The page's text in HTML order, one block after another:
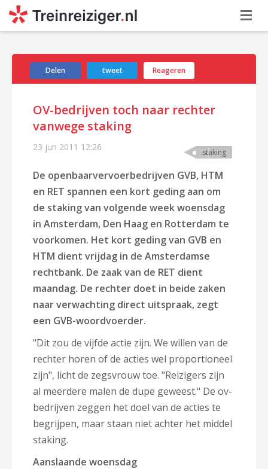
Delen tweet Reageren
OV-bedrijven toch naar rechter
vanwege staking
23 jun 2011 12:26 staking
De openbaarvervoerbedrijven GVB, HTM
en RET spannen een kort geding aan om
de staking van volgende week woensdag
in Amsterdam, Den Haag en Rotterdam te
voorkomen. Het kort geding van GVB en
HTM dient vrijdag in de Amsterdamse
rechtbank. De zaak van de RET dient
maandag. De rechter doet in beide zaken
naar verwachting direct uitspraak, zegt
een GVB-woordvoerder.
"Dit zou de vijfde actie zijn. We willen van de
rechter horen of de acties wel proportioneel
zijn", licht de zegsvrouw toe. "Reizigers zijn
al meerdere malen de dupe geweest." De ov-
bedrijven zeggen het doel van de acties te
begrijpen, maar staan niet achter het middel
staking.
Aanslaande woensdag